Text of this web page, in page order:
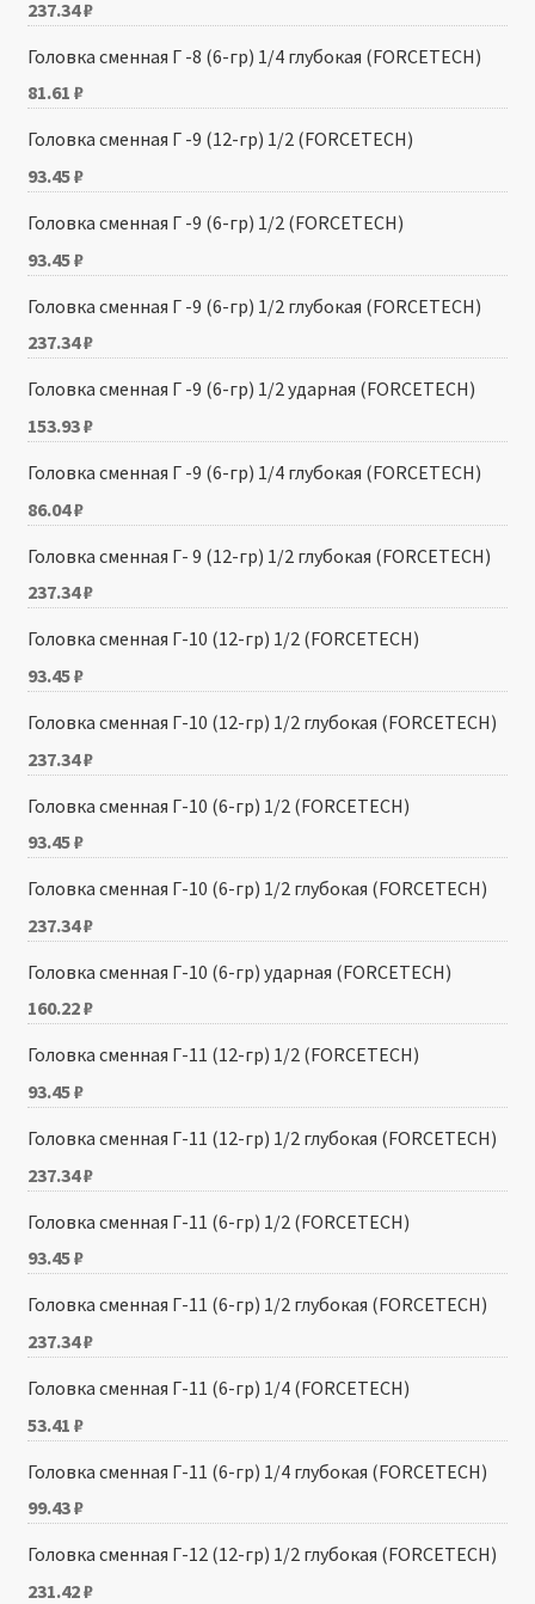
237.34₽
Головка сменная Г -8 (6-гр) 1/4 глубокая (FORCETECH)
81.61 ₽
Головка сменная Г -9 (12-гр) 1/2 (FORCETECH)
93.45₽
Головка сменная Г -9 (6-гр) 1/2 (FORCETECH)
93.45₽
Головка сменная Г -9 (6-гр) 1/2 глубокая (FORCETECH)
237.34₽
Головка сменная Г -9 (6-гр) 1/2 ударная (FORCETECH)
153.93₽
Головка сменная Г -9 (6-гр) 1/4 глубокая (FORCETECH)
86.04₽
Головка сменная Г- 9 (12-гр) 1/2 глубокая (FORCETECH)
237.34₽
Головка сменная Г-10 (12-гр) 1/2 (FORCETECH)
93.45₽
Головка сменная Г-10 (12-гр) 1/2 глубокая (FORCETECH)
237.34₽
Головка сменная Г-10 (6-гр) 1/2 (FORCETECH)
93.45₽
Головка сменная Г-10 (6-гр) 1/2 глубокая (FORCETECH)
237.34₽
Головка сменная Г-10 (6-гр) ударная (FORCETECH)
160.22₽
Головка сменная Г-11 (12-гр) 1/2 (FORCETECH)
93.45₽
Головка сменная Г-11 (12-гр) 1/2 глубокая (FORCETECH)
237.34₽
Головка сменная Г-11 (6-гр) 1/2 (FORCETECH)
93.45₽
Головка сменная Г-11 (6-гр) 1/2 глубокая (FORCETECH)
237.34₽
Головка сменная Г-11 (6-гр) 1/4 (FORCETECH)
53.41 ₽
Головка сменная Г-11 (6-гр) 1/4 глубокая (FORCETECH)
99.43₽
Головка сменная Г-12 (12-гр) 1/2 глубокая (FORCETECH)
231.42₽